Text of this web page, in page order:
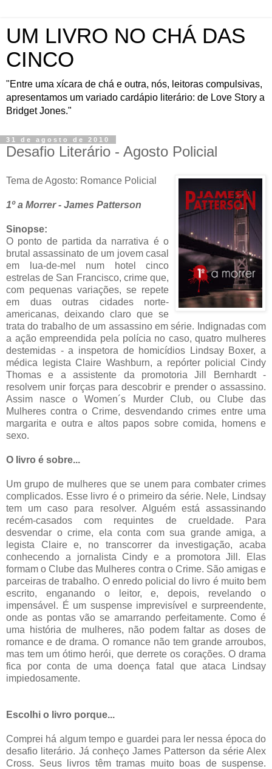
UM LIVRO NO CHÁ DAS
CINCO
"Entre uma xícara de chá e outra, nós, leitoras compulsivas,
apresentamos um variado cardápio literário: de Love Story a
Bridget Jones."
31 de agosto de 2010
Desafio Literário - Agosto Policial
Tema de Agosto: Romance Policial
1º a Morrer - James Patterson
Sinopse:
O ponto de partida da narrativa é o
brutal assassinato de um jovem casal
em lua-de-mel num hotel cinco
estrelas de San Francisco, crime que,
com pequenas variações, se repete
em duas outras cidades norte-
americanas, deixando claro que se
trata do trabalho de um assassino em série. Indignadas com
a ação empreendida pela polícia no caso, quatro mulheres
destemidas - a inspetora de homicídios Lindsay Boxer, a
médica legista Claire Washburn, a repórter policial Cindy
Thomas e a assistente da promotoria Jill Bernhardt -
resolvem unir forças para descobrir e prender o assassino.
Assim nasce o Women´s Murder Club, ou Clube das
Mulheres contra o Crime, desvendando crimes entre uma
margarita e outra e altos papos sobre comida, homens e
sexo.
O livro é sobre...
Um grupo de mulheres que se unem para combater crimes
complicados. Esse livro é o primeiro da série. Nele, Lindsay
tem um caso para resolver. Alguém está assassinando
recém-casados com requintes de crueldade. Para
desvendar o crime, ela conta com sua grande amiga, a
legista Claire e, no transcorrer da investigação, acaba
conhecendo a jornalista Cindy e a promotora Jill. Elas
formam o Clube das Mulheres contra o Crime. São amigas e
parceiras de trabalho. O enredo policial do livro é muito bem
escrito, enganando o leitor, e, depois, revelando o
impensável. É um suspense imprevisível e surpreendente,
onde as pontas vão se amarrando perfeitamente. Como é
uma história de mulheres, não podem faltar as doses de
romance e de drama. O romance não tem grande arroubos,
mas tem um ótimo herói, que derrete os corações. O drama
fica por conta de uma doença fatal que ataca Lindsay
impiedosamente.
Escolhi o livro porque...
Comprei há algum tempo e guardei para ler nessa época do
desafio literário. Já conheço James Patterson da série Alex
Cross. Seus livros têm tramas muito boas de suspense.